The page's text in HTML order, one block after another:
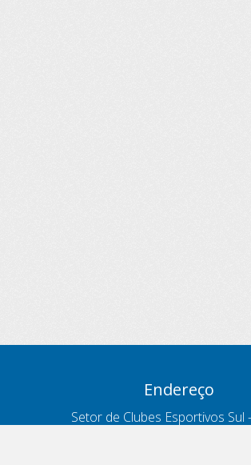
Endereço
Setor de Clubes Esportivos Sul -